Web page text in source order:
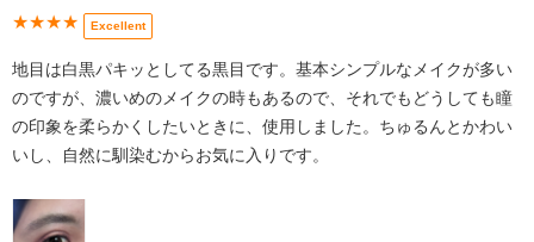
★★★★ Excellent
地目は白黒パキッとしてる黒目です。基本シンプルなメイクが多い
のですが、濃いめのメイクの時もあるので、それでもどうしても瞳
の印象を柔らかくしたいときに、使用しました。ちゅるんとかわい
いし、自然に馴染むからお気に入りです。